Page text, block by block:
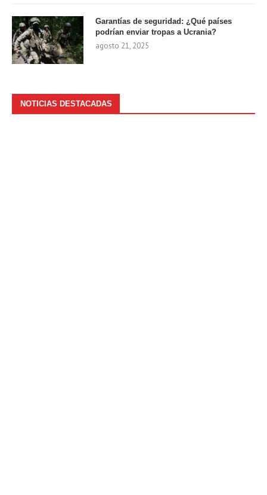
Garantías de seguridad: ¿Qué países
podrían enviar tropas a Ucrania?
agosto 21, 2025
NOTICIAS DESTACADAS